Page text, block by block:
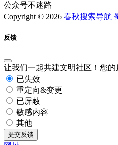
公众号不迷路
Copyright © 2026 春秋搜索导航
反馈
让我们一起共建文明社区！您的
已失效
重定向&变更
已屏蔽
敏感内容
其他
提交反馈